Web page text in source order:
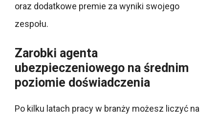
oraz dodatkowe premie za wyniki swojego
zespołu.
Zarobki agenta
ubezpieczeniowego na średnim
poziomie doświadczenia
Po kilku latach pracy w branży możesz liczyć na